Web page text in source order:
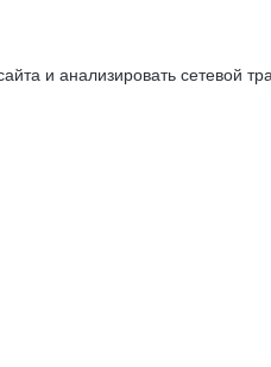
и анализировать сетевой